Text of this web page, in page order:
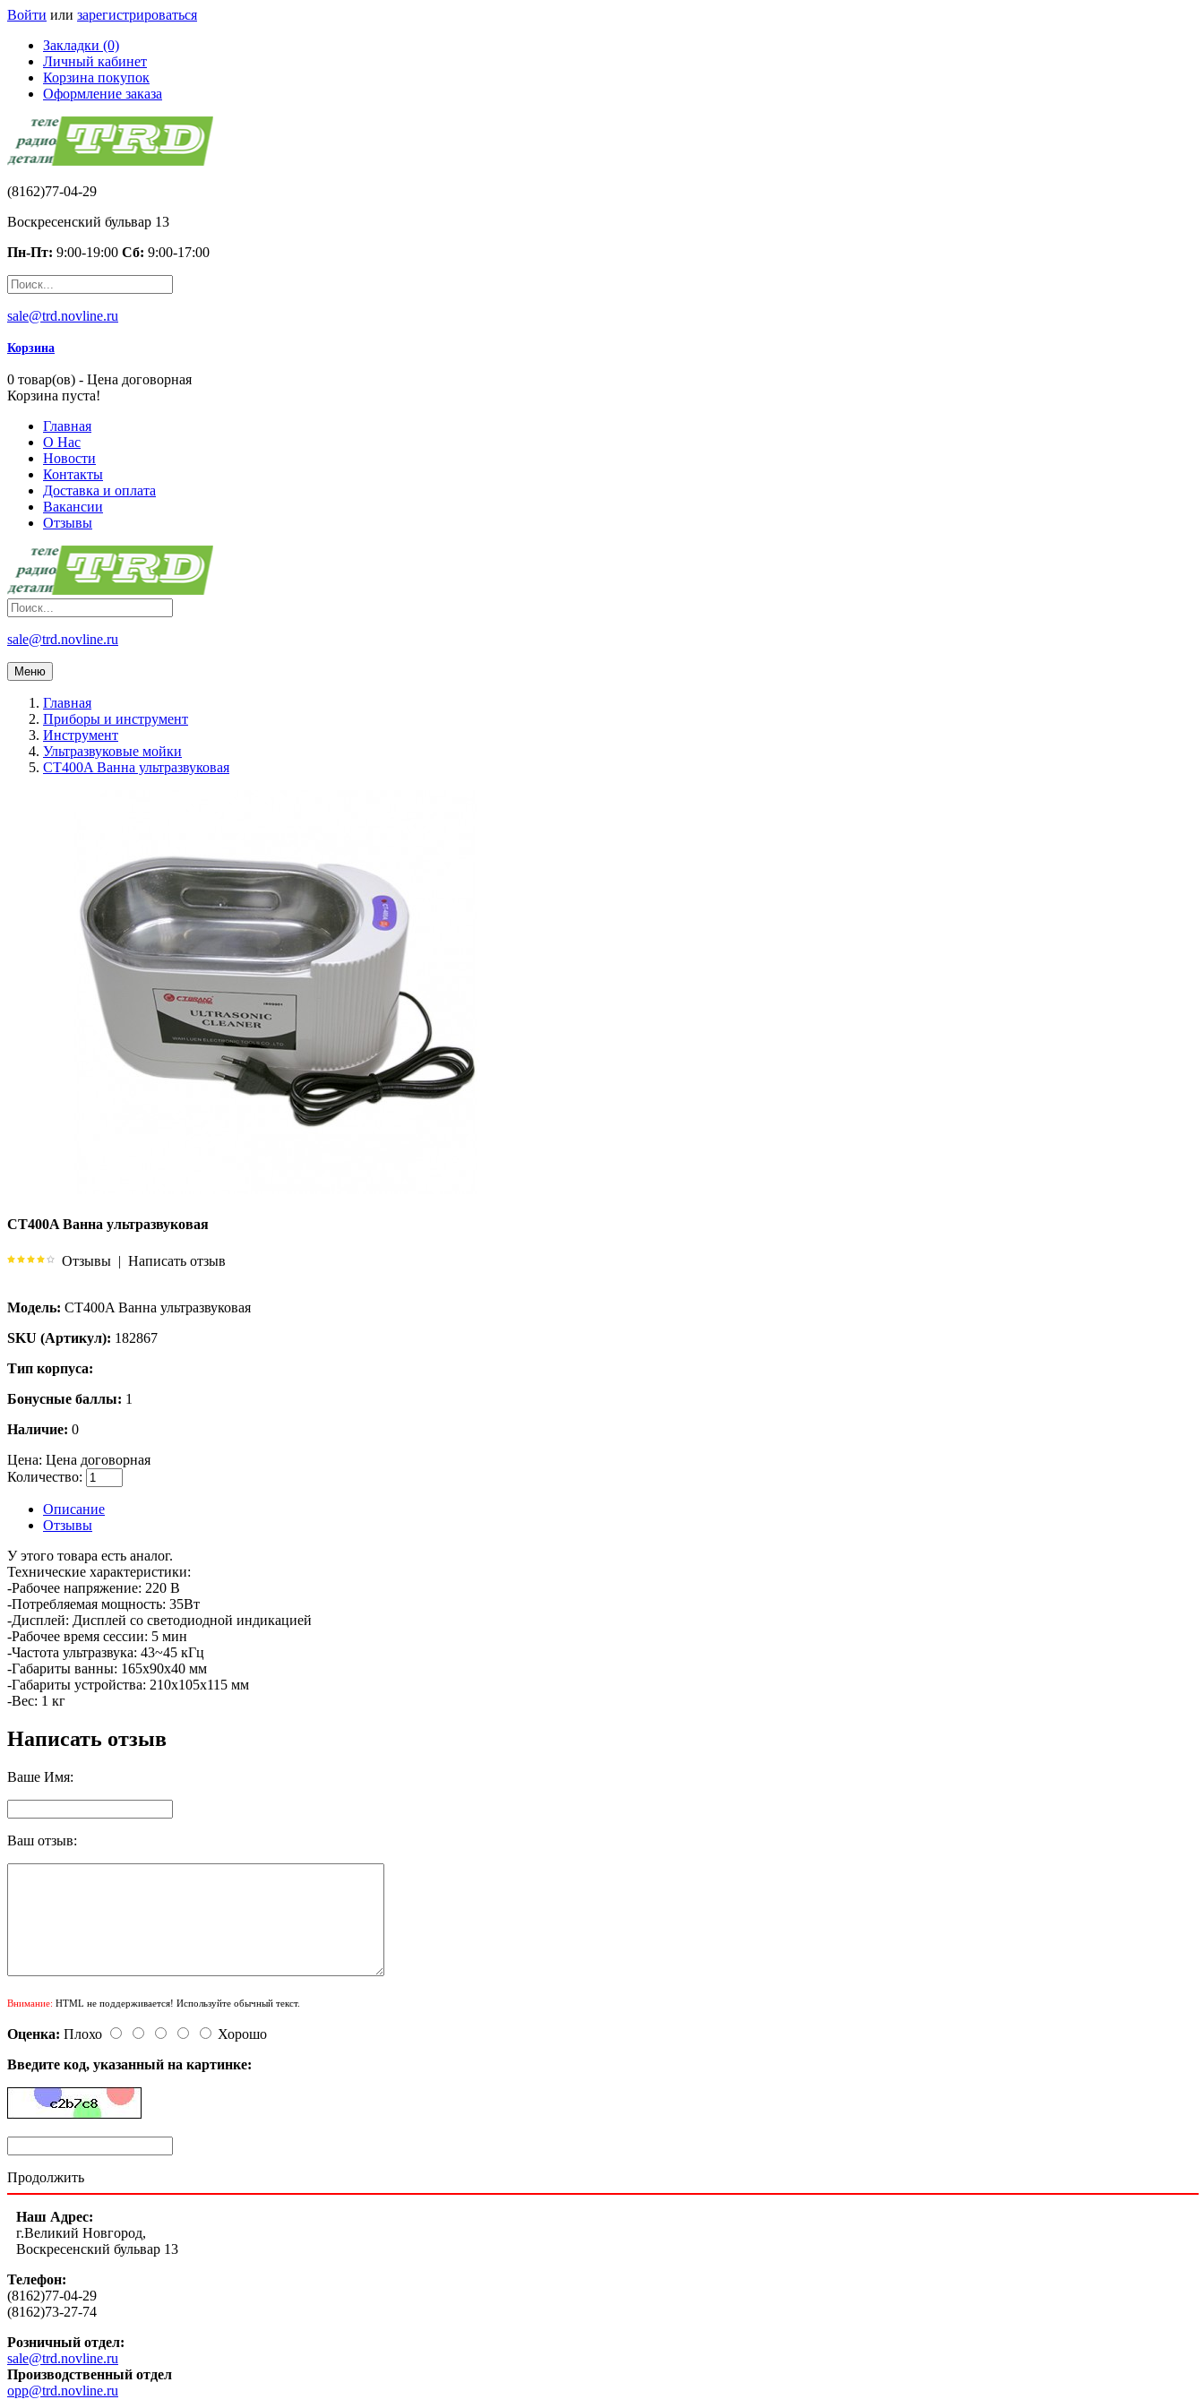
Войти или зарегистрироваться
Закладки (0)
Личный кабинет
Корзина покупок
Оформление заказа
(8162)77-04-29
Воскресенский бульвар 13
Пн-Пт: 9:00-19:00 Сб: 9:00-17:00
sale@trd.novline.ru
Корзина
0 товар(ов) - Цена договорная
Корзина пуста!
Главная
О Нас
Новости
Контакты
Доставка и оплата
Вакансии
Отзывы
sale@trd.novline.ru
Меню
Главная
Приборы и инструмент
Инструмент
Ультразвуковые мойки
CT400A Ванна ультразвуковая
CT400A Ванна ультразвуковая
Отзывы | Написать отзыв
Модель: CT400A Ванна ультразвуковая
SKU (Артикул): 182867
Тип корпуса:
Бонусные баллы: 1
Наличие: 0
Цена: Цена договорная
Количество:
Описание
Отзывы
У этого товара есть аналог.
Технические характеристики:
-Рабочее напряжение: 220 В
-Потребляемая мощность: 35Вт
-Дисплей: Дисплей со светодиодной индикацией
-Рабочее время сеccии: 5 мин
-Частота ультразвука: 43~45 кГц
-Габариты ванны: 165х90х40 мм
-Габариты устройства: 210х105х115 мм
-Вес: 1 кг
Написать отзыв
Ваше Имя:
Ваш отзыв:
Внимание: HTML не поддерживается! Используйте обычный текст.
Оценка: Плохо
Хорошо
Введите код, указанный на картинке:
Продолжить
Наш Адрес:
г.Великий Новгород,
Воскресенский бульвар 13
Телефон:
(8162)77-04-29
(8162)73-27-74
Розничный отдел:
sale@trd.novline.ru
Производственный отдел
opp@trd.novline.ru